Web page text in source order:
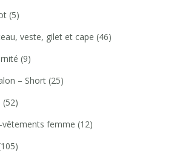
(5)
veste, gilet et cape (46)
(9)
– Short (25)
(52)
vêtements femme (12)